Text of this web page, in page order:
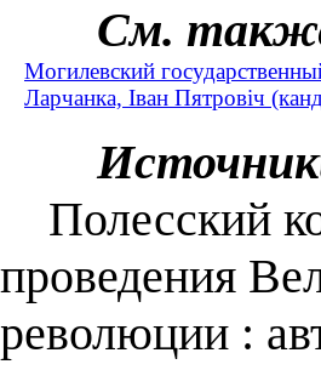
См.
Могилевский
Ларчанка, Іван Пятровіч
Полесский
проведения
революции :